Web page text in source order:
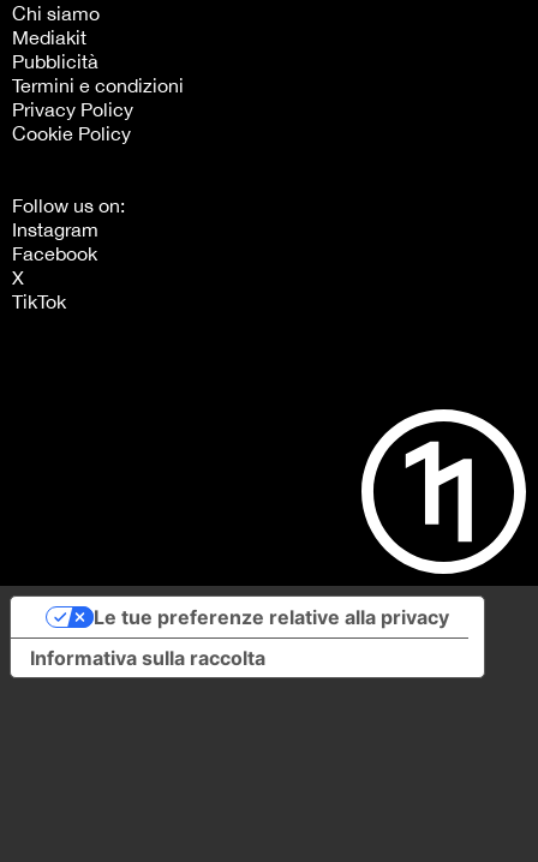
Chi siamo
Mediakit
Pubblicità
Termini e condizioni
Privacy Policy
Cookie Policy
Follow us on:
Instagram
Facebook
X
TikTok
Informativa sulla raccolta
Le tue preferenze relative alla privacy